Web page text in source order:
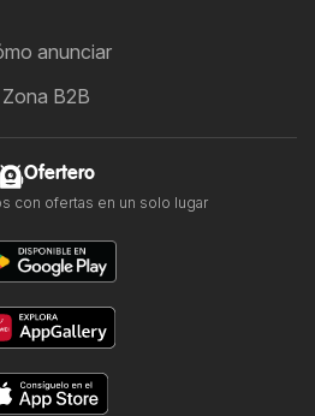
anunciar
Zona B2B
Ofertero
con ofertas en un solo lugar